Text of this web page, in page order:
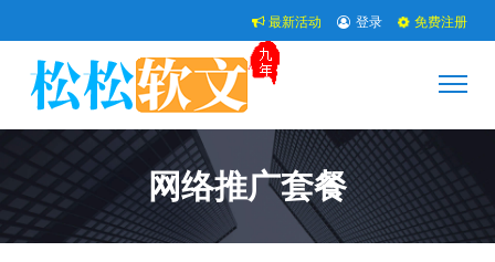
最新活动 登录 免费注册
网络推广套餐